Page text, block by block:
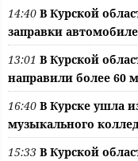
14:40 В Курской
заправки
13:01 В Курской
направили более 60
16:40 В Курске ушла
музыкального
15:33 В Курской